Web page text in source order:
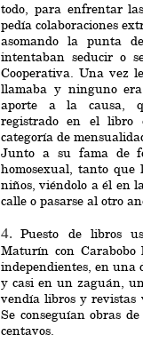
todo, para enfrentar
pedía colaboraciones
asomando la punta
intentaban seducir o
Cooperativa. Una vez
llamaba y ninguno
aporte a la causa,
registrado en el libro
categoría de
Junto a su fama de
homosexual, tanto que
niños, viéndolo a él en
calle o pasarse al otro
4. Puesto de libros
Maturín con Carabobo
independientes, en una
y casi en un zaguán,
vendía libros y revistas
Se conseguían obras
centavos.